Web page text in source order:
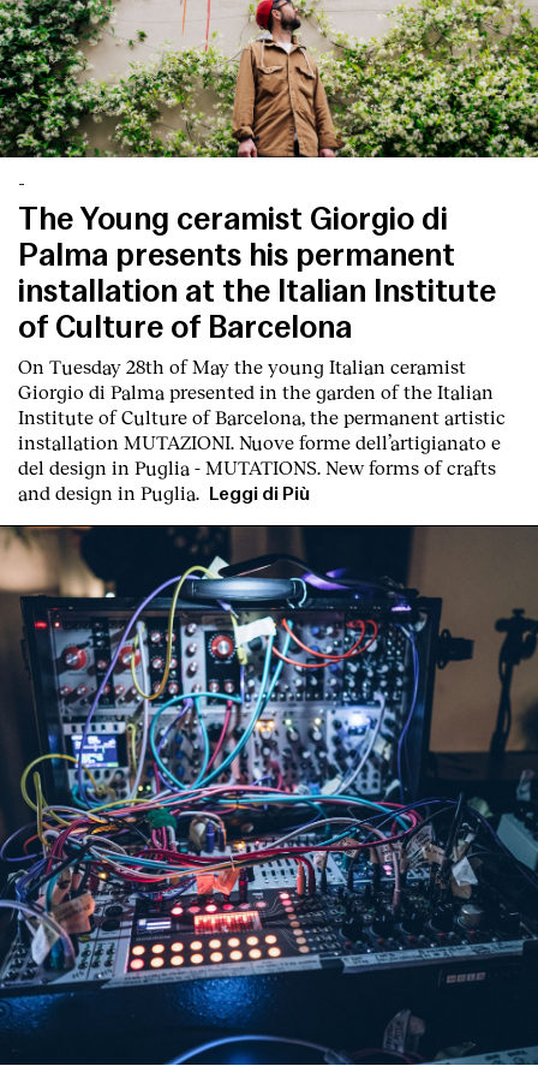
-
The Young ceramist Giorgio di
Palma presents his permanent
installation at the Italian Institute
of Culture of Barcelona
On Tuesday 28th of May the young Italian ceramist
Giorgio di Palma presented in the garden of the Italian
Institute of Culture of Barcelona, the permanent artistic
installation MUTAZIONI. Nuove forme dell’artigianato e
del design in Puglia - MUTATIONS. New forms of crafts
and design in Puglia.
Leggi di Più